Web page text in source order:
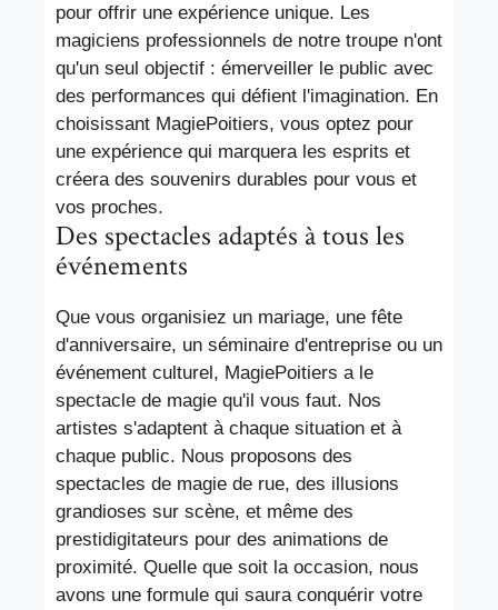
pour offrir une expérience unique. Les
magiciens professionnels de notre troupe n'ont
qu'un seul objectif : émerveiller le public avec
des performances qui défient l'imagination. En
choisissant MagiePoitiers, vous optez pour
une expérience qui marquera les esprits et
créera des souvenirs durables pour vous et
vos proches.
Des spectacles adaptés à tous les
événements
Que vous organisiez un mariage, une fête
d'anniversaire, un séminaire d'entreprise ou un
événement culturel, MagiePoitiers a le
spectacle de magie qu'il vous faut. Nos
artistes s'adaptent à chaque situation et à
chaque public. Nous proposons des
spectacles de magie de rue, des illusions
grandioses sur scène, et même des
prestidigitateurs pour des animations de
proximité. Quelle que soit la occasion, nous
avons une formule qui saura conquérir votre